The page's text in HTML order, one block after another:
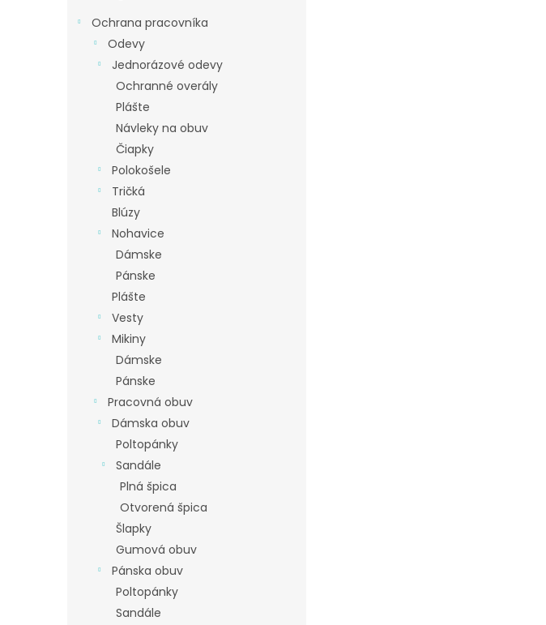
Ochrana pracovníka
Odevy
Jednorázové odevy
Ochranné overály
Plášte
Návleky na obuv
Čiapky
Polokošele
Tričká
Blúzy
Nohavice
Dámske
Pánske
Plášte
Vesty
Mikiny
Dámske
Pánske
Pracovná obuv
Dámska obuv
Poltopánky
Sandále
Plná špica
Otvorená špica
Šlapky
Gumová obuv
Pánska obuv
Poltopánky
Sandále